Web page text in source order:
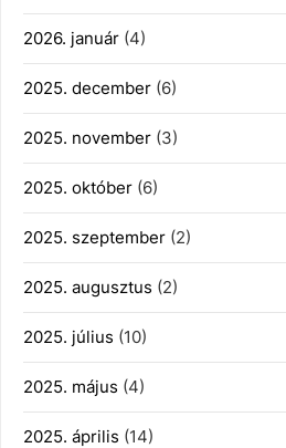
2026. január (4)
2025. december (6)
2025. november (3)
2025. október (6)
2025. szeptember (2)
2025. augusztus (2)
2025. július (10)
2025. május (4)
2025. április (14)